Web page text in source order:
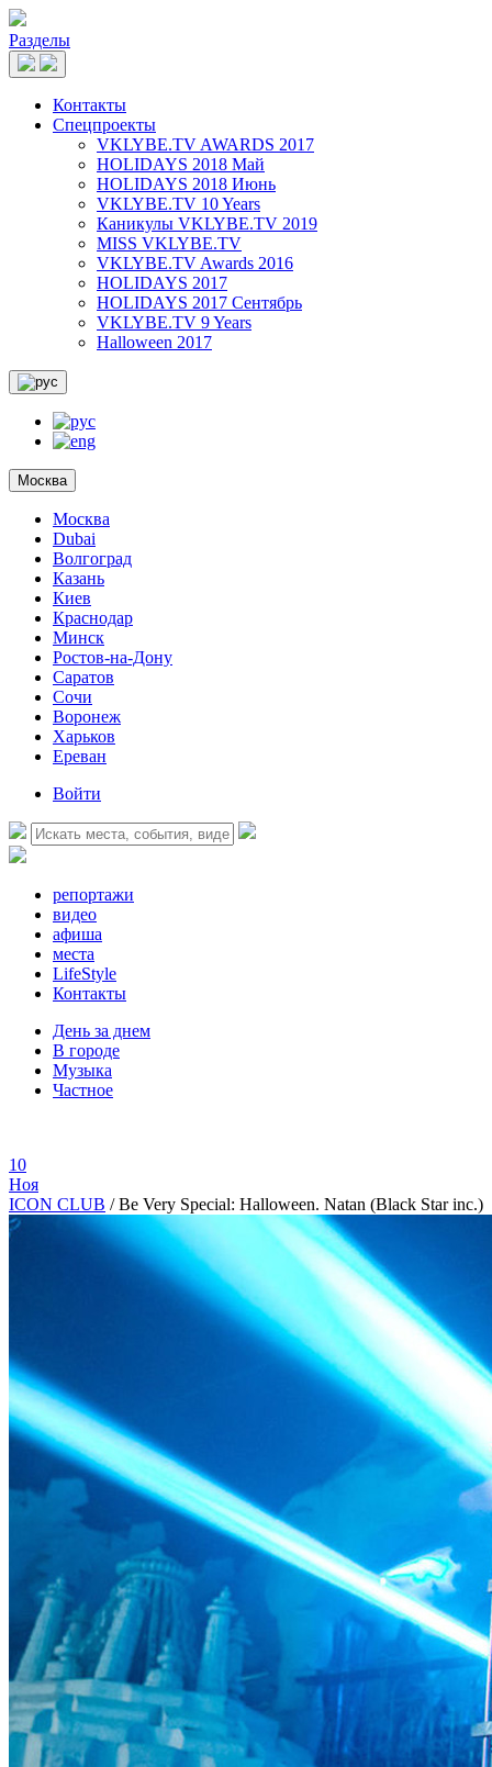
Разделы
Контакты
Спецпроекты
VKLYBE.TV AWARDS 2017
HOLIDAYS 2018 Май
HOLIDAYS 2018 Июнь
VKLYBE.TV 10 Years
Каникулы VKLYBE.TV 2019
MISS VKLYBE.TV
VKLYBE.TV Awards 2016
HOLIDAYS 2017
HOLIDAYS 2017 Сентябрь
VKLYBE.TV 9 Years
Halloween 2017
Москва
Москва
Dubai
Волгоград
Казань
Киев
Краснодар
Минск
Ростов-на-Дону
Саратов
Сочи
Воронеж
Харьков
Ереван
Войти
репортажи
видео
афиша
места
LifeStyle
Контакты
День за днем
В городе
Музыка
Частное
10
Ноя
ICON CLUB /Be Very Special: Halloween. Natan (Black Star inc.)